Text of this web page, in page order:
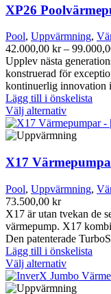
varianter.
De
olika
kan
väljas
på
XP26
Pool, Uppvärmning,
42.000,00 kr –
Upplev nästa
konstruerad för
kontinuerlig innovation
Lägg till i önskelista
Välj alternativDen
här
produkten
flera
varianter.
De
olika
alternativen
kan
väljas
på
X17
Pool, Uppvärmning,
73.500,00 kr
X17 är utan tvekan de
värmepump. X17
Den patenterade
Lägg till i önskelista
Välj alternativDen
här
produkten